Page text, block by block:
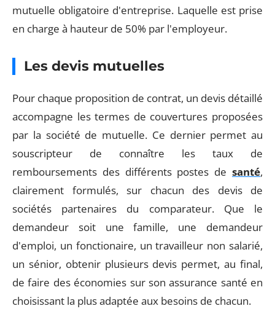
mutuelle obligatoire d'entreprise. Laquelle est prise
en charge à hauteur de 50% par l'employeur.
Les devis mutuelles
Pour chaque proposition de contrat, un devis détaillé
accompagne les termes de couvertures proposées
par la société de mutuelle. Ce dernier permet au
souscripteur de connaître les taux de
remboursements des différents postes de santé,
clairement formulés, sur chacun des devis de
sociétés partenaires du comparateur. Que le
demandeur soit une famille, une demandeur
d'emploi, un fonctionaire, un travailleur non salarié,
un sénior, obtenir plusieurs devis permet, au final,
de faire des économies sur son assurance santé en
choisissant la plus adaptée aux besoins de chacun.